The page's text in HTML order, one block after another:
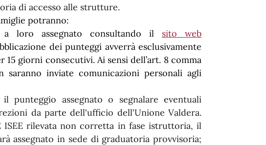
di accesso alle strutture.
potranno:
loro assegnato consultando il sito web
dei punteggi avverrà esclusivamente
15 giorni consecutivi. Ai sensi dell’art. 8 comma
saranno inviate comunicazioni personali agli
punteggio assegnato o segnalare eventuali
da parte dell'ufficio dell'Unione Valdera.
ISEE rilevata non corretta in fase istruttoria, il
assegnato in sede di graduatoria provvisoria;